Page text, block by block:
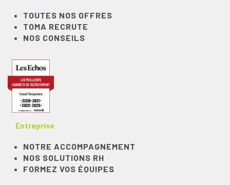
TOUTES NOS OFFRES
TOMA RECRUTE
NOS CONSEILS
Entreprise
NOTRE ACCOMPAGNEMENT
NOS SOLUTIONS RH
FORMEZ VOS ÉQUIPES